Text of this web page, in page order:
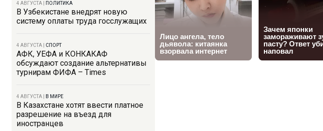
4 АВГУСТА ПОЛИТИКА
В Узбекистане внедрят новую
систему оплаты труда госслужащих
4 АВГУСТА СПОРТ
АФК, УЕФА и КОНКАКАФ
обсуждают создание альтернативы
турнирам ФИФА – Times
4 АВГУСТА В МИРЕ
В Казахстане хотят ввести платное
разрешение на въезд для
иностранцев